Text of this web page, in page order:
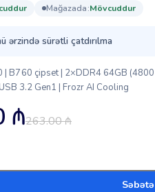
mağazada: mövcuddur
ərzində sürətli çatdırılma
| B760 çipset | 2×DDR4 64GB
3.2 Gen1 | Frozr AI Cooling
263.00₼
₼